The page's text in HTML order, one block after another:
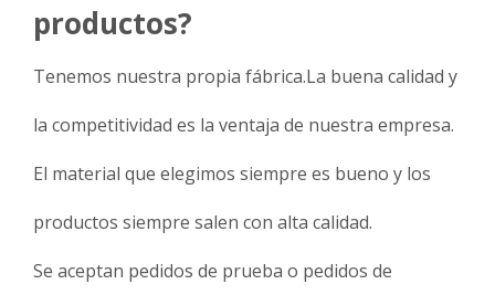
productos?
Tenemos nuestra propia fábrica.La buena calidad y
la competitividad es la ventaja de nuestra empresa.
El material que elegimos siempre es bueno y los
productos siempre salen con alta calidad.
Se aceptan pedidos de prueba o pedidos de